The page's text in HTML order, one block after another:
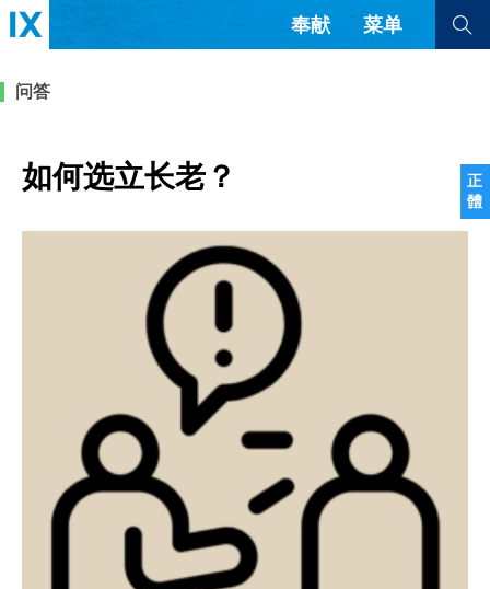
正
體
奉献 菜单
解经式讲道与神学
福音传讲与宣教 成员制与教会纪律
查看全部
查看全部
隐私条款
正體中文
葡萄牙语
达里语
罗马尼亚语
波兰语
越南语
意大利语
德语
阿拉伯语
阿尔巴尼亚语
塞尔维亚语 柬埔寨语
问答
如何选立长老？